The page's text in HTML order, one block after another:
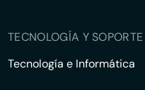
TECNOLOGÍA Y
Tecnología e Informática